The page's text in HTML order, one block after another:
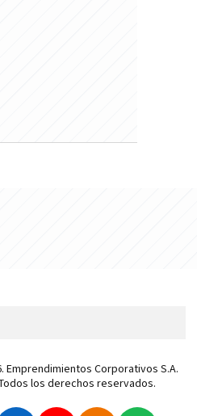
Corporativos S.A.
los derechos reservados.